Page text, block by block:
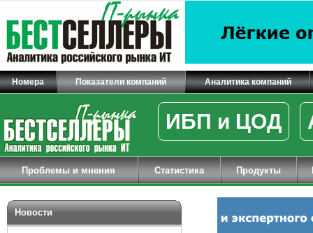
Номера Показатели компаний Аналитика компаний
ИБП и ЦОД
Проблемы и мнения Статистика Продукты
Новости